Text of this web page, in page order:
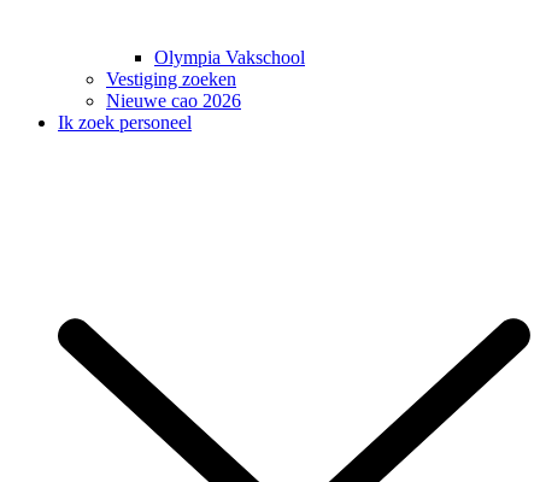
Olympia Vakschool
Vestiging zoeken
Nieuwe cao 2026
Ik zoek personeel